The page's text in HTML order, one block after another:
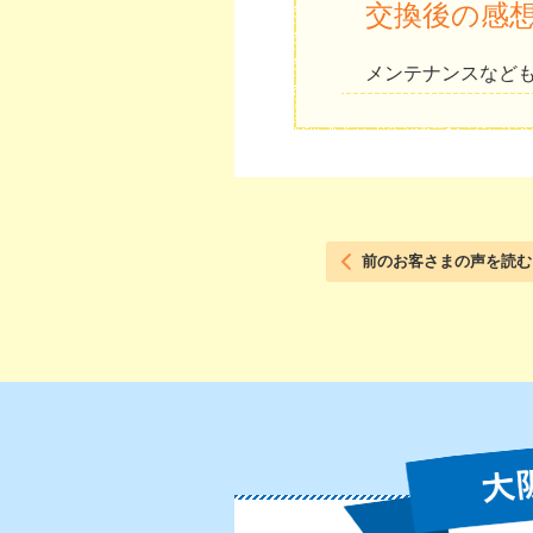
交換後の感
メンテナンスなど
前のお客さまの声を読む